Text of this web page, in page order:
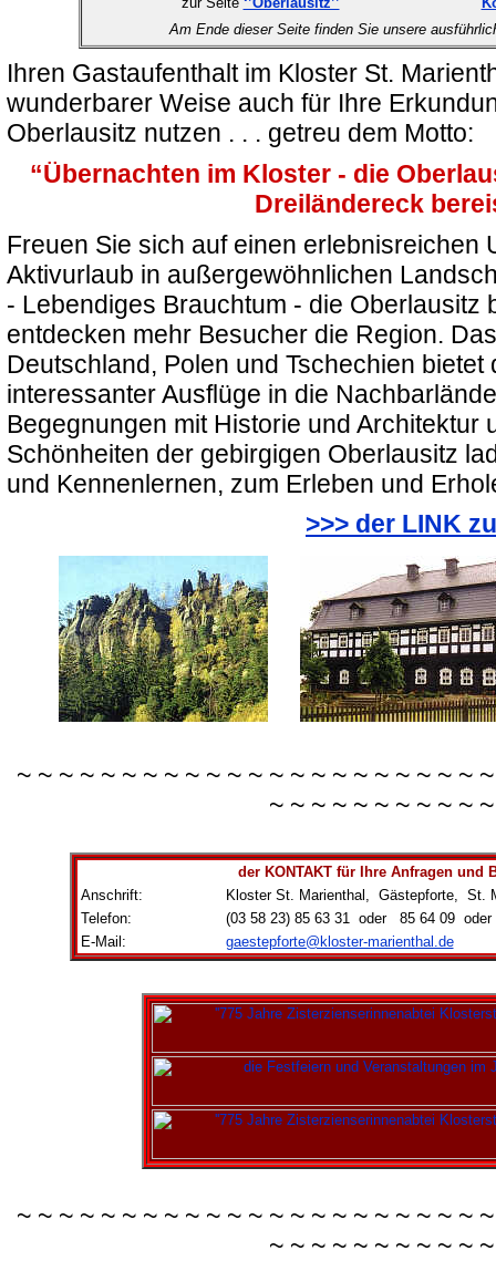
Am Ende dieser Seite finden Sie unsere
Ihren Gastaufenthalt im Kloster St.
wunderbarer Weise auch für Ihre
Oberlausitz nutzen . . . getreu dem Motto:
“Übernachten im Kloster - die
Dreiländereck
Freuen Sie sich auf einen erlebnisreichen
Aktivurlaub in außergewöhnlichen
- Lebendiges Brauchtum - die Oberlausitz
entdecken mehr Besucher die Region.
Deutschland, Polen und Tschechien bietet
interessanter Ausflüge in die
Begegnungen mit Historie und Architektur
Schönheiten der gebirgigen Oberlausitz
und Kennenlernen, zum Erleben und
>>> der LINK
~ ~ ~ ~ ~ ~ ~ ~ ~ ~ ~ ~ ~ ~ ~ ~ ~ ~ ~ ~ ~ ~
~ ~ ~ ~ ~ ~ ~ ~ ~ ~
der KONTAKT für Ihre Anfragen und
Anschrift:
Kloster St. Marienthal, Gästepforte, St.
Telefon:
(03 58 23) 85 63 31 oder 85 64 09
E-Mail:
gaestepforte@kloster-marienthal.de
~ ~ ~ ~ ~ ~ ~ ~ ~ ~ ~ ~ ~ ~ ~ ~ ~ ~ ~ ~ ~ ~
~ ~ ~ ~ ~ ~ ~ ~ ~ ~